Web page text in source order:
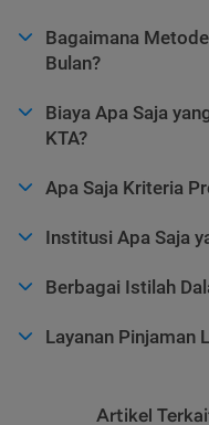
Bagaimana
Bulan?
Biaya Apa Saja
KTA?
Apa Saja Kriteria
Institusi Apa Saja
Berbagai Istilah
Layanan Pinjaman
Artikel